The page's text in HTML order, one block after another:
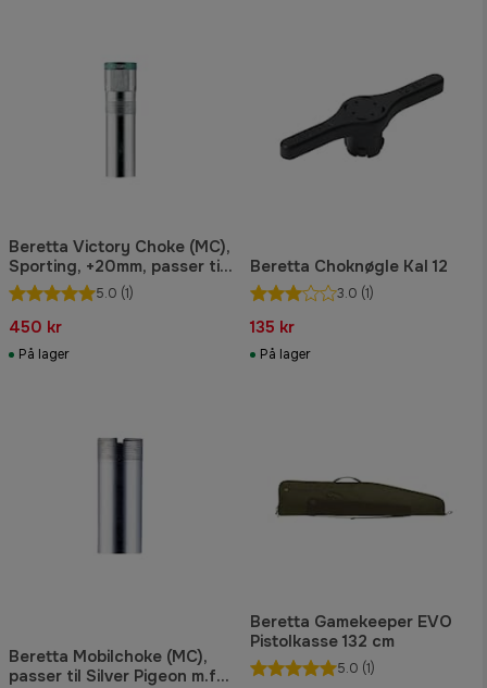
Beretta Victory Choke (MC),
Sporting, +20mm, passer til
Silver Pigeon og andre
kaliber 12., Forbedret
Cylinder.
5.0 (1)
450 kr
På lager
Beretta Choknøgle Kal 12
3.0 (1)
135 kr
På lager
Beretta Mobilchoke (MC),
passer til Silver Pigeon m.fl.,
Beretta Gamekeeper EVO
Pistolkasse 132 cm
5.0 (1)